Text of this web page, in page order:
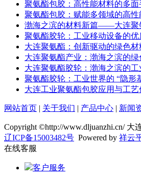
聚氨酯包胶：高性能材料的多面
聚氨酯包胶：赋能多领域的高
渤海之滨的材料新篇——大连聚
聚氨酯胶轮：工业移动设备的
大连聚氨酯：创新驱动的绿色
大连聚氨酯产业：渤海之滨的
大连聚氨酯胶轮：渤海之滨的工
聚氨酯胶轮：工业世界的 “隐形
大连工业聚氨酯包胶应用与工
网站首页 | 关于我们 | 产品中心 | 新闻
Copyright ©http://www.dljuanzhi.cn/
辽ICP备15003482号 Powered by 祥云
在线客服
客户服务